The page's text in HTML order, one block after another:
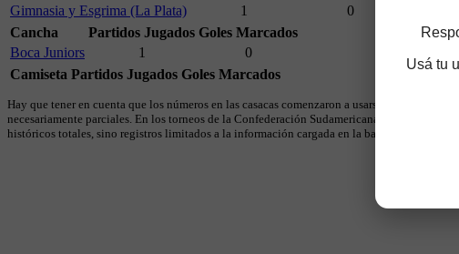
Gimnasia y Esgrima (La Plata)
1
0
Cancha
Partidos Jugados Goles Marcados
Boca Juniors
1
0
Camiseta Partidos Jugados Goles Marcados
Hay que tener en cuenta que los números en las casacas comenzaron a usarse en 1949 y
necesariamente parciales. En los torneos de la Confederación Sudamericana se utiliza
históricos totales, sino registros limitados a la información cargada en la base.
Usá tu